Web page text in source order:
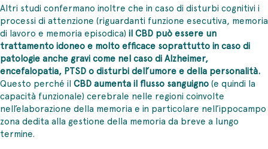
Altri studi confermano inoltre che in caso di disturbi cognitivi i
processi di attenzione (riguardanti funzione esecutiva, memoria
di lavoro e memoria episodica) il CBD può essere un
trattamento idoneo e molto efficace soprattutto in caso di
patologie anche gravi come nel caso di Alzheimer,
encefalopatia, PTSD o disturbi dell’umore e della personalità.
Questo perché il CBD aumenta il flusso sanguigno(e quindi la
capacità funzionale) cerebrale nelle regioni coinvolte
nell’elaborazione della memoria e in particolare nell’ippocampo
zona dedita alla gestione della memoria da breve a lungo
termine.